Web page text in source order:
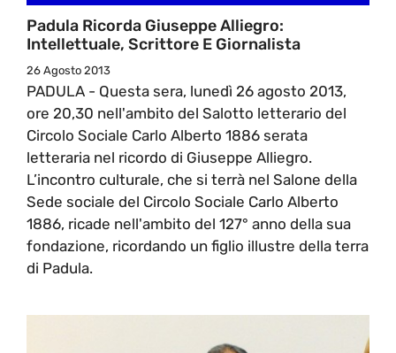
Padula Ricorda Giuseppe Alliegro:
Intellettuale, Scrittore E Giornalista
26 Agosto 2013
PADULA - Questa sera, lunedì 26 agosto 2013,
ore 20,30 nell'ambito del Salotto letterario del
Circolo Sociale Carlo Alberto 1886 serata
letteraria nel ricordo di Giuseppe Alliegro.
L’incontro culturale, che si terrà nel Salone della
Sede sociale del Circolo Sociale Carlo Alberto
1886, ricade nell'ambito del 127° anno della sua
fondazione, ricordando un figlio illustre della terra
di Padula.